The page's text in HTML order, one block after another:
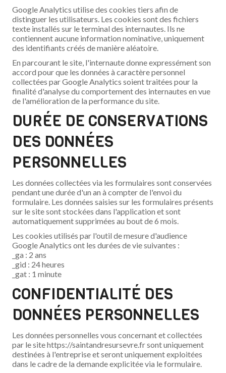
Google Analytics utilise des cookies tiers afin de
distinguer les utilisateurs. Les cookies sont des fichiers
texte installés sur le terminal des internautes. Ils ne
contiennent aucune information nominative, uniquement
des identifiants créés de manière aléatoire.
En parcourant le site, l'internaute donne expressément son
accord pour que les données à caractère personnel
collectées par Google Analytics soient traitées pour la
finalité d'analyse du comportement des internautes en vue
de l'amélioration de la performance du site.
DURÉE DE CONSERVATIONS
DES DONNÉES
PERSONNELLES
Les données collectées via les formulaires sont conservées
pendant une durée d'un an à compter de l'envoi du
formulaire. Les données saisies sur les formulaires présents
sur le site sont stockées dans l'application et sont
automatiquement supprimées au bout de 6 mois.
Les cookies utilisés par l'outil de mesure d'audience
Google Analytics ont les durées de vie suivantes :
_ga : 2 ans
_gid : 24 heures
_gat : 1 minute
CONFIDENTIALITÉ DES
DONNÉES PERSONNELLES
Les données personnelles vous concernant et collectées
par le site https://saintandresursevre.fr sont uniquement
destinées à l'entreprise et seront uniquement exploitées
dans le cadre de la demande explicitée via le formulaire.